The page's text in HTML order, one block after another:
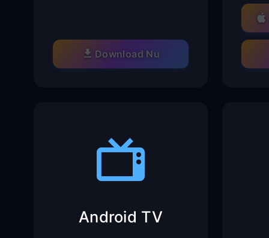
Download Nu
Android TV